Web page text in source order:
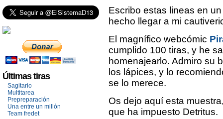
Últimas tiras
Sagitario
Multitarea
Prepreparación
Una entre un millón
Team fredet
Escribo estas lineas en
hecho llegar a mi
El magnífico webcómic
cumplido 100 tiras, y he
homenajearlo. Admiro su
los lápices, y lo
se lo merece.
Os dejo aquí esta
que ha impuesto Detritus.